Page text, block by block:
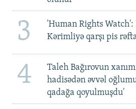
3
'Human Rights
Kərimliyə qarşı pis
4
Taleh Bağırovun
hadisədən əvvəl
qadağa qoyulmuşdu'